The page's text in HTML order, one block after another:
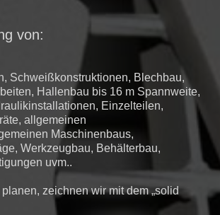
von:
Schweißkonstruktionen, Blechbau,
Hallenbau bis 16 m Spannweite,
Einzelteilen,
allgemeinen
Maschinenbaus,
Werkzeugbau, Behälterbau,
uvm..
zeichnen wir mit dem „solid